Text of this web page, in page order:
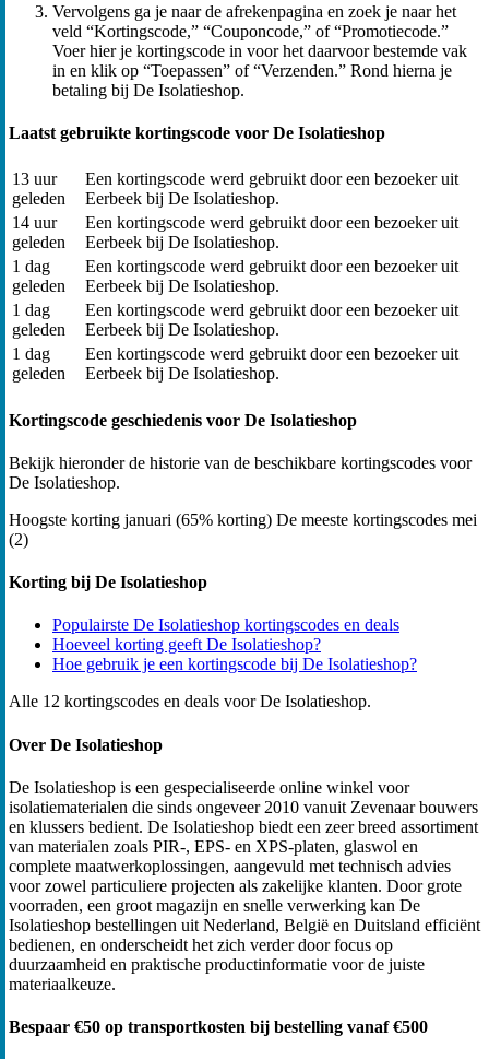
Vervolgens ga je naar de afrekenpagina en zoek je naar het
veld “Kortingscode,” “Couponcode,” of “Promotiecode.”
Voer hier je kortingscode in voor het daarvoor bestemde vak
in en klik op “Toepassen” of “Verzenden.” Rond hierna je
betaling bij De Isolatieshop.
Laatst gebruikte kortingscode voor De Isolatieshop
13 uur
geleden
Een kortingscode werd gebruikt door een bezoeker uit
Eerbeek bij De Isolatieshop.
14 uur
geleden
Een kortingscode werd gebruikt door een bezoeker uit
Eerbeek bij De Isolatieshop.
1 dag
geleden
Een kortingscode werd gebruikt door een bezoeker uit
Eerbeek bij De Isolatieshop.
1 dag
geleden
Een kortingscode werd gebruikt door een bezoeker uit
Eerbeek bij De Isolatieshop.
1 dag
geleden
Een kortingscode werd gebruikt door een bezoeker uit
Eerbeek bij De Isolatieshop.
Kortingscode geschiedenis voor De Isolatieshop
Bekijk hieronder de historie van de beschikbare kortingscodes voor
De Isolatieshop.
Hoogste korting januari (65% korting) De meeste kortingscodes mei
(2)
Korting bij De Isolatieshop
Populairste De Isolatieshop kortingscodes en deals
Hoeveel korting geeft De Isolatieshop?
Hoe gebruik je een kortingscode bij De Isolatieshop?
Alle 12 kortingscodes en deals voor De Isolatieshop.
Over De Isolatieshop
De Isolatieshop is een gespecialiseerde online winkel voor
isolatiematerialen die sinds ongeveer 2010 vanuit Zevenaar bouwers
en klussers bedient. De Isolatieshop biedt een zeer breed assortiment
van materialen zoals PIR-, EPS- en XPS-platen, glaswol en
complete maatwerkoplossingen, aangevuld met technisch advies
voor zowel particuliere projecten als zakelijke klanten. Door grote
voorraden, een groot magazijn en snelle verwerking kan De
Isolatieshop bestellingen uit Nederland, België en Duitsland efficiënt
bedienen, en onderscheidt het zich verder door focus op
duurzaamheid en praktische productinformatie voor de juiste
materiaalkeuze.
Bespaar €50 op transportkosten bij bestelling vanaf €500